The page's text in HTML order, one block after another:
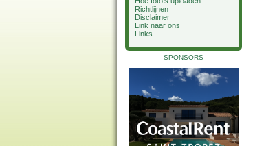
Richtlijnen
Disclaimer
Link naar ons
Links
SPONSORS